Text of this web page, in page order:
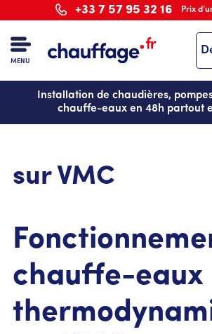
au
contenu
principal
+33 7 57 95 32 16 Prix
MENU
Installation de chaudières,
chauffe-eaux en 48h partout
sur VMC
chauffe-eaux